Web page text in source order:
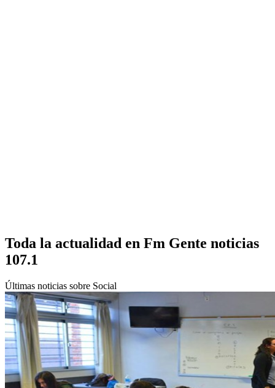
Toda la actualidad en Fm Gente noticias
107.1
Últimas noticias sobre Social